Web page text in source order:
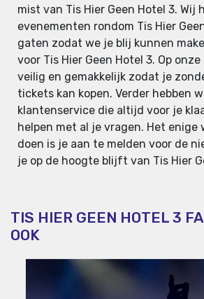
mist van Tis Hier Geen Hotel 3. Wij
evenementen rondom Tis Hier
gaten zodat we je blij kunnen
voor Tis Hier Geen Hotel 3. Op
veilig en gemakkelijk zodat je
tickets kan kopen. Verder hebben
klantenservice die altijd voor je
helpen met al je vragen. Het
doen is je aan te melden voor de
je op de hoogte blijft van Tis Hier
TIS HIER GEEN HOTEL 3
OOK